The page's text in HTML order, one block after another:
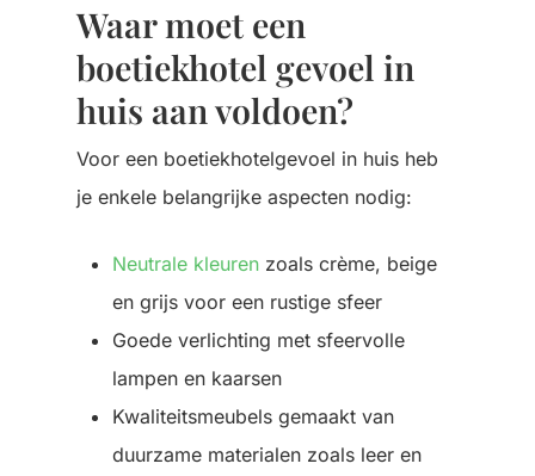
Waar moet een
boetiekhotel gevoel in
huis aan voldoen?
Voor een boetiekhotelgevoel in huis heb
je enkele belangrijke aspecten nodig:
Neutrale kleuren zoals crème, beige
en grijs voor een rustige sfeer
Goede verlichting met sfeervolle
lampen en kaarsen
Kwaliteitsmeubels gemaakt van
duurzame materialen zoals leer en